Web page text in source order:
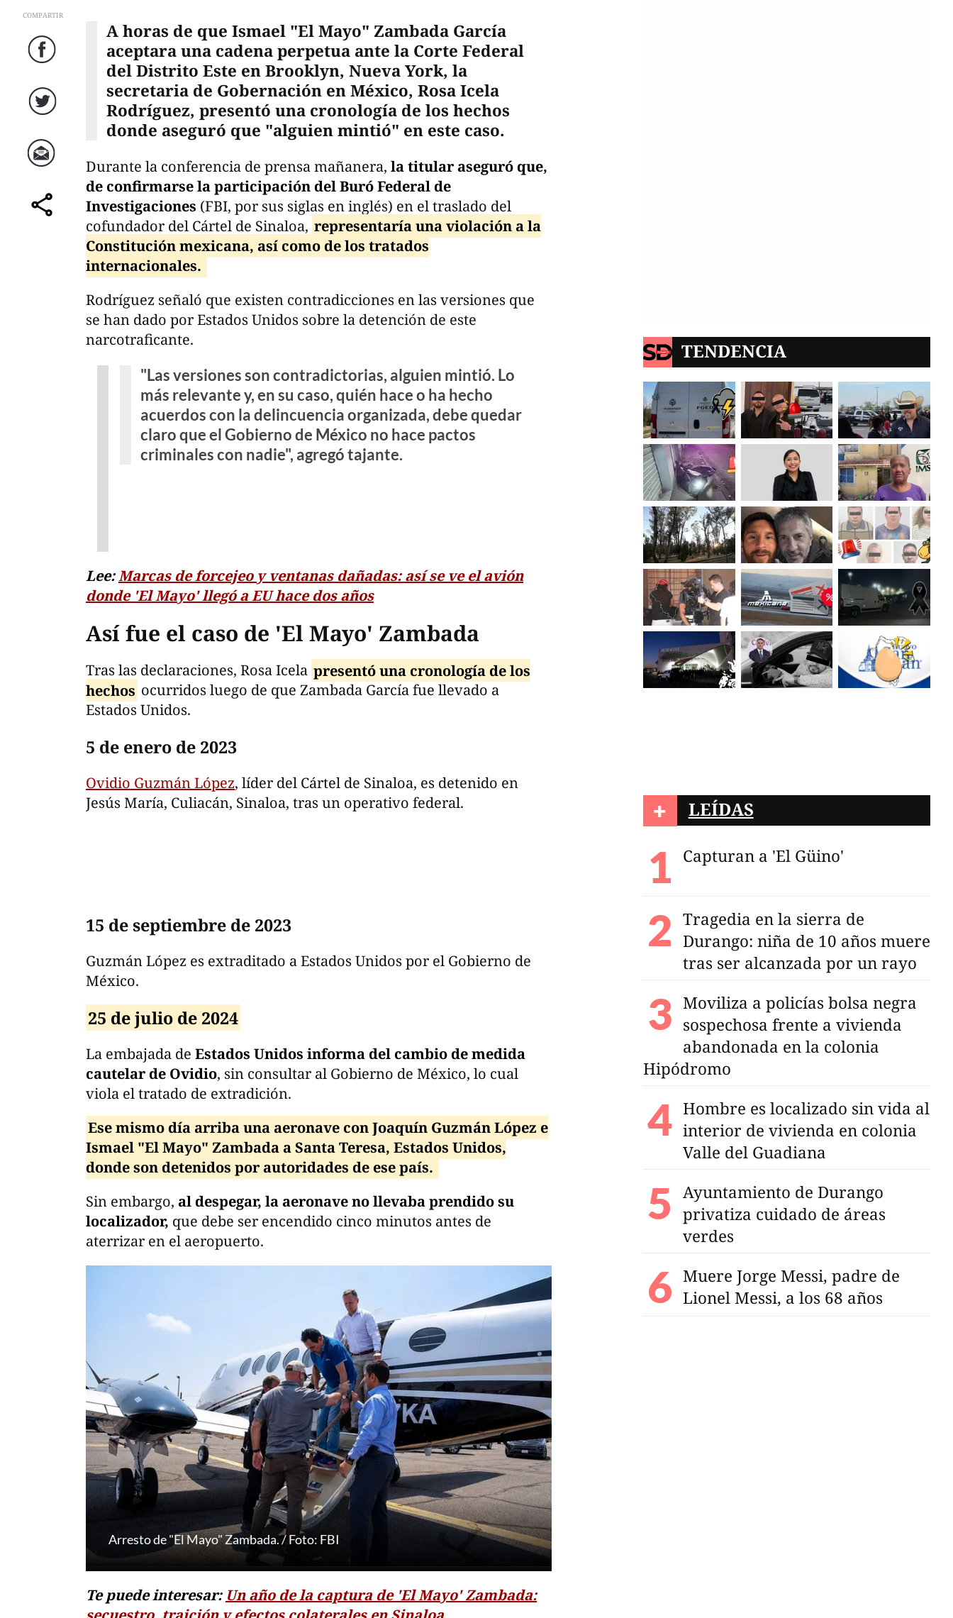
COMPARTIR
Facebook
Twitter
Correo
comparte
A horas de que Ismael "El Mayo" Zambada García
aceptara una cadena perpetua ante la Corte Federal
del Distrito Este en Brooklyn, Nueva York, la
secretaria de Gobernación en México, Rosa Icela
Rodríguez, presentó una cronología de los hechos
donde aseguró que "alguien mintió" en este caso.
Durante la conferencia de prensa mañanera, la titular aseguró que,
de confirmarse la participación del Buró Federal de
Investigaciones (FBI, por sus siglas en inglés) en el traslado del
cofundador del Cártel de Sinaloa, representaría una violación a la
Constitución mexicana, así como de los tratados
internacionales.
Rodríguez señaló que existen contradicciones en las versiones que
se han dado por Estados Unidos sobre la detención de este
narcotraficante.
"Las versiones son contradictorias, alguien mintió. Lo
más relevante y, en su caso, quién hace o ha hecho
acuerdos con la delincuencia organizada, debe quedar
claro que el Gobierno de México no hace pactos
criminales con nadie", agregó tajante.
Lee:Marcas de forcejeo y ventanas dañadas: así se ve el avión
donde 'El Mayo' llegó a EU hace dos años
Así fue el caso de 'El Mayo' Zambada
Tras las declaraciones, Rosa Icela presentó una cronología de los
hechos ocurridos luego de que Zambada García fue llevado a
Estados Unidos.
5 de enero de 2023
Ovidio Guzmán López, líder del Cártel de Sinaloa, es detenido en
Jesús María, Culiacán, Sinaloa, tras un operativo federal.
15 de septiembre de 2023
Guzmán López es extraditado a Estados Unidos por el Gobierno de
México.
25 de julio de 2024
La embajada de Estados Unidos informa del cambio de medida
cautelar de Ovidio, sin consultar al Gobierno de México, lo cual
viola el tratado de extradición.
Ese mismo día arriba una aeronave con Joaquín Guzmán López e
Ismael "El Mayo" Zambada a Santa Teresa, Estados Unidos,
donde son detenidos por autoridades de ese país.
Sin embargo, al despegar, la aeronave no llevaba prendido su
localizador, que debe ser encendido cinco minutos antes de
aterrizar en el aeropuerto.
Arresto de "El Mayo" Zambada. / Foto: FBI
Te puede interesar: Un año de la captura de 'El Mayo' Zambada:
TENDENCIA
+ LEÍDAS
Capturan a 'El Güino'
Tragedia en la sierra de
Durango: niña de 10 años muere
tras ser alcanzada por un rayo
Moviliza a policías bolsa negra
sospechosa frente a vivienda
abandonada en la colonia
Hipódromo
Hombre es localizado sin vida al
interior de vivienda en colonia
Valle del Guadiana
Ayuntamiento de Durango
privatiza cuidado de áreas
verdes
Muere Jorge Messi, padre de
Lionel Messi, a los 68 años